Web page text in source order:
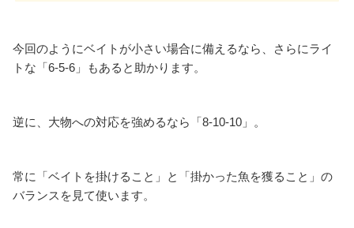
今回のようにベイトが小さい場合に備えるなら、さらにライ
トな「6-5-6」もあると助かります。
逆に、大物への対応を強めるなら「8-10-10」。
常に「ベイトを掛けること」と「掛かった魚を獲ること」の
バランスを見て使います。